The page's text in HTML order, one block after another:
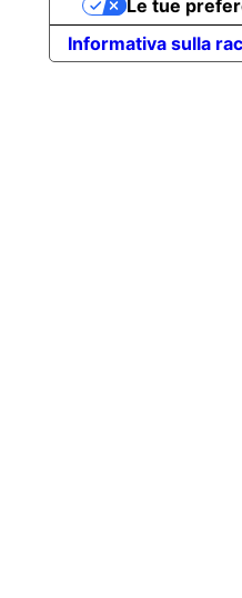
Informativa sulla
Le tue